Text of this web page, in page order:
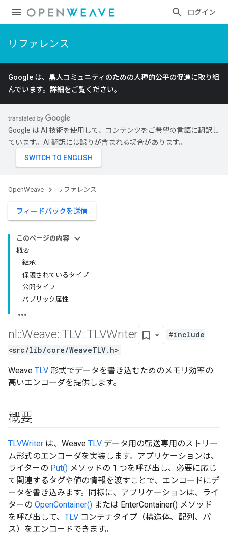
ログイン
リファレンス
Google は、黒人コミュニティのための人種的公平の促進に取り組
んでいます。 詳細をご覧ください。
Google は AI 技術を使用して、コンテンツをご希望の言語に翻訳し
ています。AI 翻訳には誤りが含まれる場合があります。
OpenWeave リファレンス
フィードバックを送信
このページの内容
概要
継承
保護されているタイプ
公開タイプ
パブリック属性
nl ::Weave::TLV::TLVWriter
#include
<src/lib/core/WeaveTLV.h>
Weave TLV 形式でデータを書き込むためのメモリ効率の
高いエンコーダを提供します。
概要
TLVWriter は、Weave TLV データ用の転送専用のストリー
ム形式のエンコーダを実装します。アプリケーションは、
ライターの Put() メソッドの 1 つを呼び出し、必要に応じ
て関連するタグや値の情報を渡すことで、エンコードにデ
ータを書き込みます。同様に、アプリケーションは、ライ
ターの OpenContainer() または EnterContainer() メソッド
を呼び出して、 TLV コンテナタイプ（構造体、配列、パ
ス）をエンコードできます。